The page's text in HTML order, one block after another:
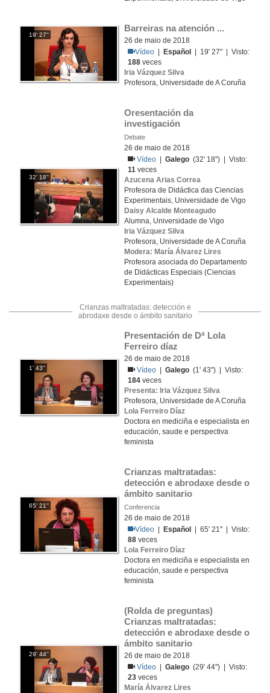
19' 27''
Barreiras na atención ...
26 de maio de 2018
Vídeo
Español
| 19' 27'' | Visto:
188 veces
Iria Vázquez Silva
Profesora, Universidade de A Coruña
32' 18''
Oresentación da
investigación
Debate
26 de maio de 2018
Vídeo
|Galego (32' 18'') | Visto:
11 veces
Azucena Arias Correa
Profesora de Didáctica das Ciencias
Experimentais, Universidade de Vigo
Daisy Alcalde Monteagudo
Alumna, Universidade de Vigo
Iria Vázquez Silva
Profesora, Universidade de A Coruña
Modera: María Álvarez Lires
Profesora asociada do Departamento
de Didácticas Especiais (Ciencias
Experimentais)
Crianzas maltratadas: detección e
abrodaxe desde o ámbito sanitario
1' 43''
Presentación de Dª Lola
Ferreiro díaz
26 de maio de 2018
Vídeo
|Galego (1' 43'') | Visto:
184 veces
Presenta: Iria Vázquez Silva
Profesora, Universidade de A Coruña
Lola Ferreiro Díaz
Doctora en mediciña e especialista en
educación, saude e perspectiva
feminista
65' 21''
Crianzas maltratadas:
detección e abrodaxe desde o
ámbito sanitario
Conferencia
26 de maio de 2018
Vídeo
Español
| 65' 21'' | Visto:
88 veces
Lola Ferreiro Díaz
Doctora en mediciña e especialista en
educación, saude e perspectiva
feminista
29' 44''
(Rolda de preguntas)
Crianzas maltratadas:
detección e abrodaxe desde o
ámbito sanitario
26 de maio de 2018
Vídeo
|Galego (29' 44'') | Visto:
23 veces
María Álvarez Lires